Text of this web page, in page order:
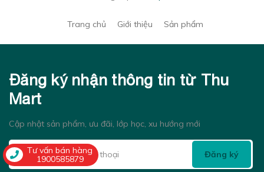
Trang chủ Giới thiệu Sản phẩm
Đăng ký nhận thông tin từ Thu
Mart
Cập nhật sản phẩm, ưu đãi, lớp học, xu hướng mới
Đăng ký
Tư vấn bán hàng
1900585879